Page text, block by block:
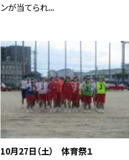
ンが当てられ...
10月27日（土） 体育祭１